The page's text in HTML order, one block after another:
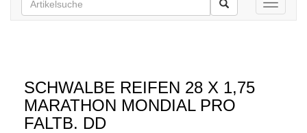
Toggle
SCHWALBE REIFEN 28 X 1,75
MARATHON MONDIAL PRO
FALTB. DD